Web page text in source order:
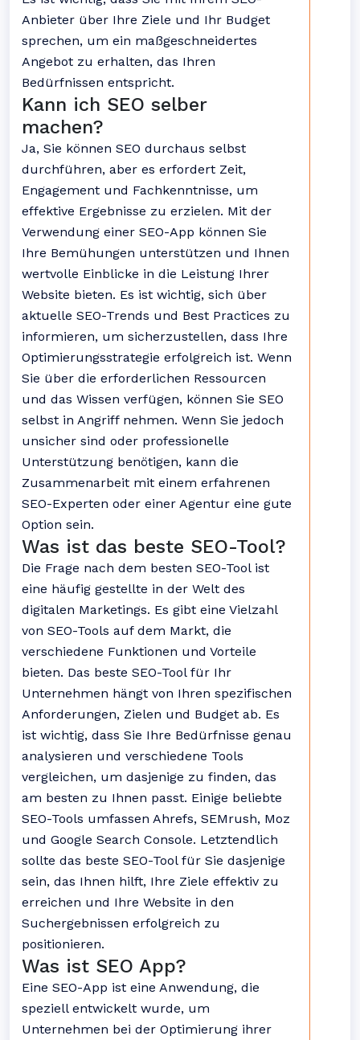
Anbieter über Ihre Ziele und Ihr Budget
sprechen, um ein maßgeschneidertes
Angebot zu erhalten, das Ihren
Bedürfnissen entspricht.
Kann ich SEO selber
machen?
Ja, Sie können SEO durchaus selbst
durchführen, aber es erfordert Zeit,
Engagement und Fachkenntnisse, um
effektive Ergebnisse zu erzielen. Mit der
Verwendung einer SEO-App können Sie
Ihre Bemühungen unterstützen und Ihnen
wertvolle Einblicke in die Leistung Ihrer
Website bieten. Es ist wichtig, sich über
aktuelle SEO-Trends und Best Practices zu
informieren, um sicherzustellen, dass Ihre
Optimierungsstrategie erfolgreich ist. Wenn
Sie über die erforderlichen Ressourcen
und das Wissen verfügen, können Sie SEO
selbst in Angriff nehmen. Wenn Sie jedoch
unsicher sind oder professionelle
Unterstützung benötigen, kann die
Zusammenarbeit mit einem erfahrenen
SEO-Experten oder einer Agentur eine gute
Option sein.
Was ist das beste SEO-Tool?
Die Frage nach dem besten SEO-Tool ist
eine häufig gestellte in der Welt des
digitalen Marketings. Es gibt eine Vielzahl
von SEO-Tools auf dem Markt, die
verschiedene Funktionen und Vorteile
bieten. Das beste SEO-Tool für Ihr
Unternehmen hängt von Ihren spezifischen
Anforderungen, Zielen und Budget ab. Es
ist wichtig, dass Sie Ihre Bedürfnisse genau
analysieren und verschiedene Tools
vergleichen, um dasjenige zu finden, das
am besten zu Ihnen passt. Einige beliebte
SEO-Tools umfassen Ahrefs, SEMrush, Moz
und Google Search Console. Letztendlich
sollte das beste SEO-Tool für Sie dasjenige
sein, das Ihnen hilft, Ihre Ziele effektiv zu
erreichen und Ihre Website in den
Suchergebnissen erfolgreich zu
positionieren.
Was ist SEO App?
Eine SEO-App ist eine Anwendung, die
speziell entwickelt wurde, um
Unternehmen bei der Optimierung ihrer